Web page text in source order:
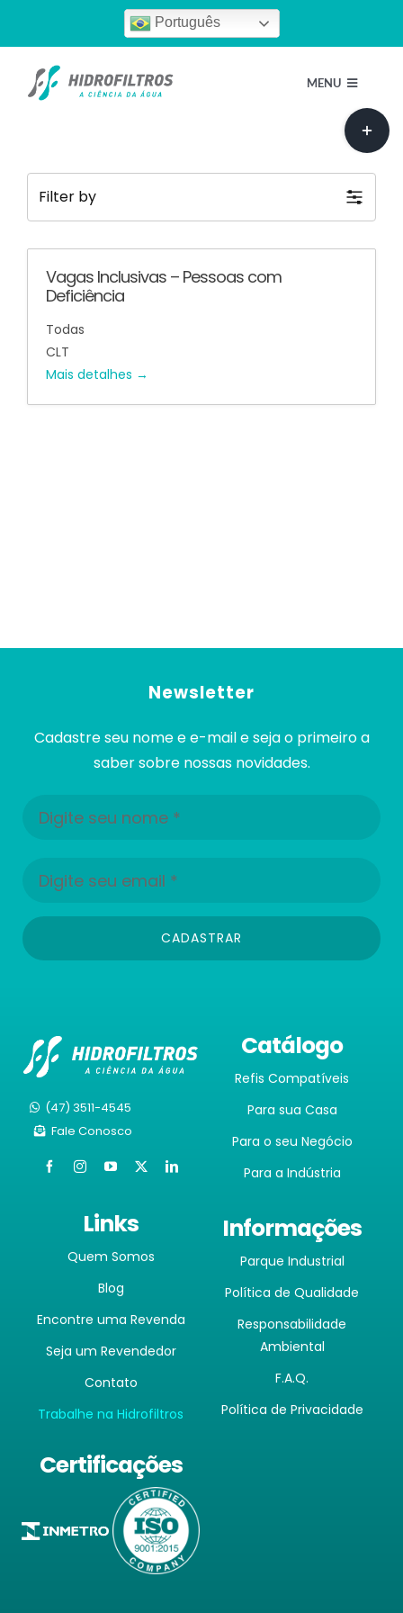
conteúdo
Português
MENU
Filter by
Vagas Inclusivas – Pessoas com
Deficiência
Todas
CLT
Mais detalhes
Newsletter
Cadastre seu nome e e-mail e seja o primeiro a
saber sobre nossas novidades.
CADASTRAR
(47) 3511-4545
Fale Conosco
Catálogo
Refis Compatíveis
Para sua Casa
Para o seu Negócio
Para a Indústria
Links
Quem Somos
Blog
Encontre uma Revenda
Seja um Revendedor
Contato
Trabalhe na Hidrofiltros
Informações
Parque Industrial
Política de Qualidade
Responsabilidade
Ambiental
F.A.Q.
Política de Privacidade
Certificações
Toggle
Sliding
Bar
Area